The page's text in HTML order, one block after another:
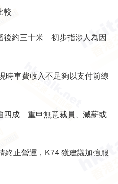
較
後約三十米 初步指涉人為因
時車費收入不足夠以支付前線
四成 重申無意裁員、減薪或
終止營運，K74 獲建議加強服